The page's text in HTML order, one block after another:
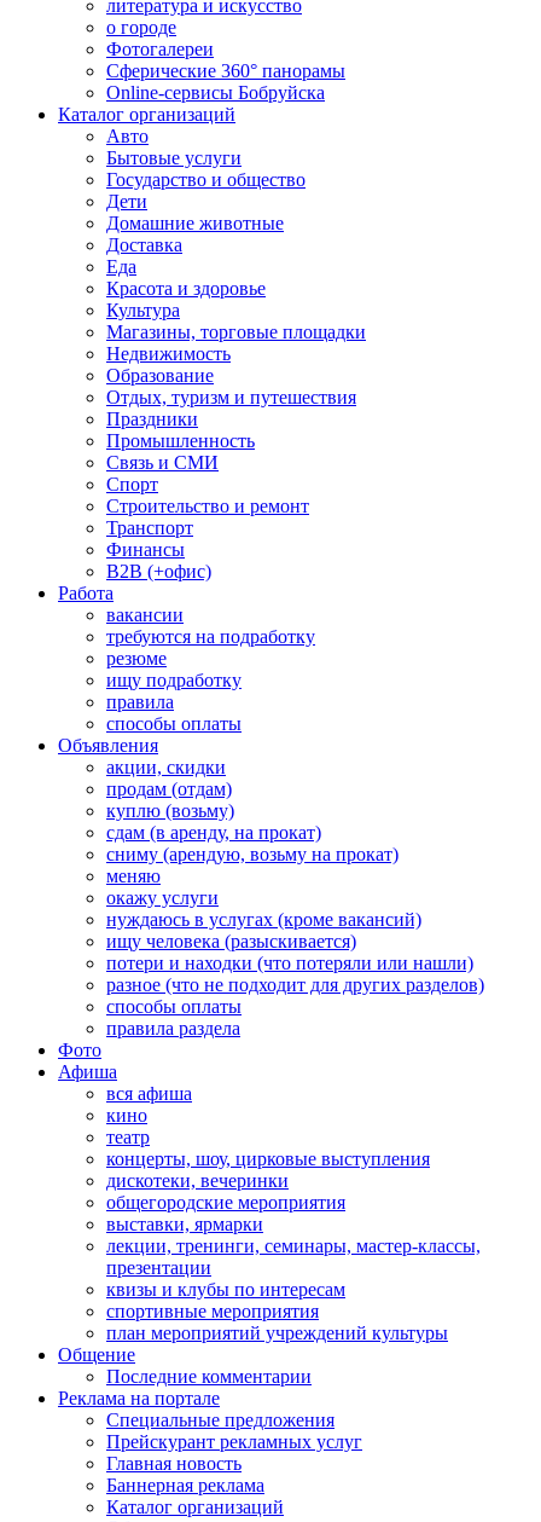
литература и искусство
о городе
Фотогалереи
Сферические 360° панорамы
Online-сервисы Бобруйска
Каталог организаций
Авто
Бытовые услуги
Государство и общество
Дети
Домашние животные
Доставка
Еда
Красота и здоровье
Культура
Магазины, торговые площадки
Недвижимость
Образование
Отдых, туризм и путешествия
Праздники
Промышленность
Связь и СМИ
Спорт
Строительство и ремонт
Транспорт
Финансы
B2B (+офис)
Работа
вакансии
требуются на подработку
резюме
ищу подработку
правила
способы оплаты
Объявления
акции, скидки
продам (отдам)
куплю (возьму)
сдам (в аренду, на прокат)
сниму (арендую, возьму на прокат)
меняю
окажу услуги
нуждаюсь в услугах (кроме вакансий)
ищу человека (разыскивается)
потери и находки (что потеряли или нашли)
разное (что не подходит для других разделов)
способы оплаты
правила раздела
Фото
Афиша
вся афиша
кино
театр
концерты, шоу, цирковые выступления
дискотеки, вечеринки
общегородские мероприятия
выставки, ярмарки
лекции, тренинги, семинары, мастер-классы,
презентации
квизы и клубы по интересам
спортивные мероприятия
план мероприятий учреждений культуры
Общение
Последние комментарии
Реклама на портале
Специальные предложения
Прейскурант рекламных услуг
Главная новость
Баннерная реклама
Каталог организаций